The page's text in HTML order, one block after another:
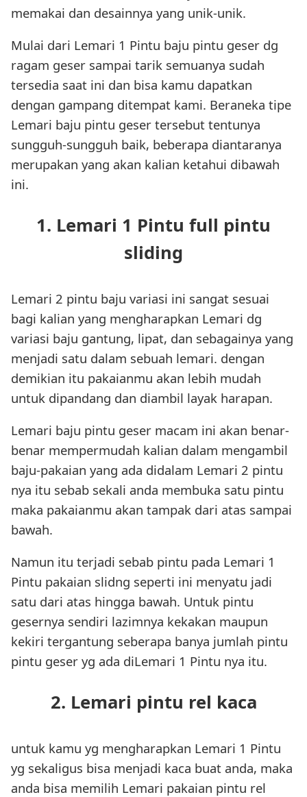
memakai dan desainnya yang unik-unik.
Mulai dari Lemari 1 Pintu baju pintu geser dg
ragam geser sampai tarik semuanya sudah
tersedia saat ini dan bisa kamu dapatkan
dengan gampang ditempat kami. Beraneka tipe
Lemari baju pintu geser tersebut tentunya
sungguh-sungguh baik, beberapa diantaranya
merupakan yang akan kalian ketahui dibawah
ini.
1. Lemari 1 Pintu full pintu
sliding
Lemari 2 pintu baju variasi ini sangat sesuai
bagi kalian yang mengharapkan Lemari dg
variasi baju gantung, lipat, dan sebagainya yang
menjadi satu dalam sebuah lemari. dengan
demikian itu pakaianmu akan lebih mudah
untuk dipandang dan diambil layak harapan.
Lemari baju pintu geser macam ini akan benar-
benar mempermudah kalian dalam mengambil
baju-pakaian yang ada didalam Lemari 2 pintu
nya itu sebab sekali anda membuka satu pintu
maka pakaianmu akan tampak dari atas sampai
bawah.
Namun itu terjadi sebab pintu pada Lemari 1
Pintu pakaian slidng seperti ini menyatu jadi
satu dari atas hingga bawah. Untuk pintu
gesernya sendiri lazimnya kekakan maupun
kekiri tergantung seberapa banya jumlah pintu
pintu geser yg ada diLemari 1 Pintu nya itu.
2. Lemari pintu rel kaca
untuk kamu yg mengharapkan Lemari 1 Pintu
yg sekaligus bisa menjadi kaca buat anda, maka
anda bisa memilih Lemari pakaian pintu rel